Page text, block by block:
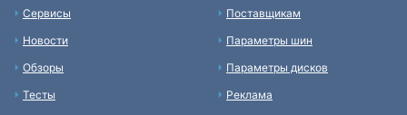
Сервисы
Новости
Обзоры
Тесты
Поставщикам
Параметры шин
Параметры дисков
Реклама